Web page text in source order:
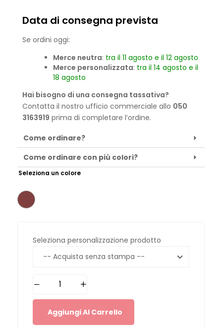
Data di consegna prevista
Se ordini oggi:
Merce neutra: tra il 11 agosto e il 12 agosto
Merce personalizzata: tra il 14 agosto e il
18 agosto
Hai bisogno di una consegna tassativa?
Contatta il nostro ufficio commerciale allo 050
3163919 prima di completare l’ordine.
Come ordinare?
Come ordinare con più colori?
Seleziona un colore
Seleziona personalizzazione prodotto
Aggiungi Al Carrello